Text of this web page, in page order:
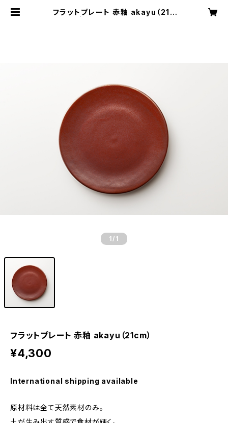
フラットプレート 赤釉 akayu（21c
1 /1
フラットプレート 赤釉 akayu（21cm）
¥4,300
International shipping available
原材料は全て天然素材のみ。